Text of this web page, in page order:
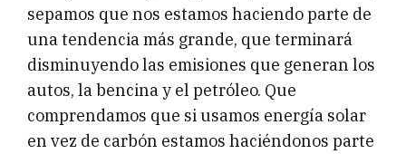
sepamos que nos estamos haciendo parte de
una tendencia más grande, que terminará
disminuyendo las emisiones que generan los
autos, la bencina y el petróleo. Que
comprendamos que si usamos energía solar
en vez de carbón estamos haciéndonos parte